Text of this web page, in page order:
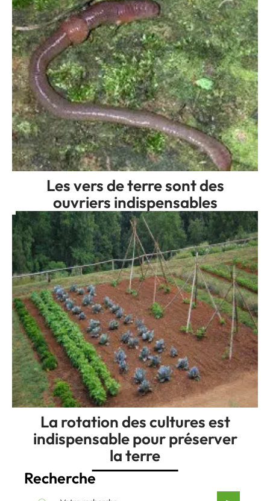
Les vers de terre sont des
ouvriers indispensables
La rotation des cultures est
indispensable pour préserver
la terre
Recherche